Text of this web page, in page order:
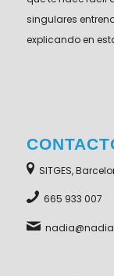
singulares
explicando en
SITGES,
665 933 007